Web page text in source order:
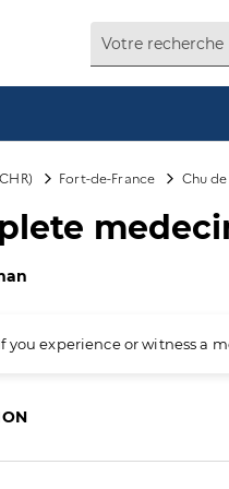
Fort-de-France Chu
you experience or witness